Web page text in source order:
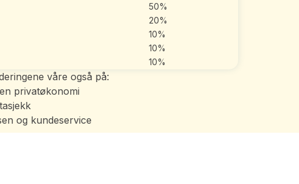
50%
20%
10%
10%
10%
våre også på:
privatøkonomi
og kundeservice